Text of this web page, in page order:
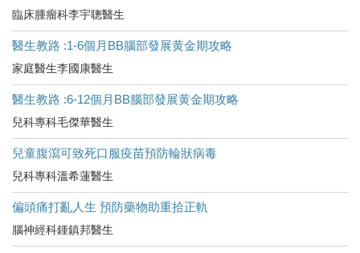
臨床腫瘤科李宇聰醫生
醫生教路 :1-6個月BB腦部發展黄金期攻略
家庭醫生李國康醫生
醫生教路 :6-12個月BB腦部發展黄金期攻略
兒科專科毛傑華醫生
兒童腹瀉可致死口服疫苗預防輪狀病毒
兒科專科溫希蓮醫生
偏頭痛打亂人生 預防藥物助重拾正軌
腦神經科鍾鎮邦醫生